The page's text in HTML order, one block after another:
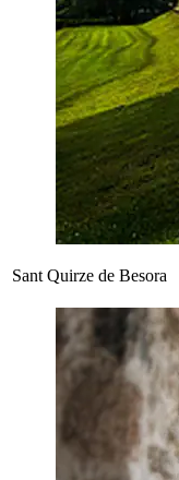
Sant Quirze de Besora